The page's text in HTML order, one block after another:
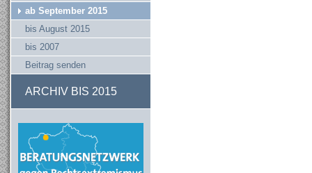
ab September 2015
bis August 2015
bis 2007
Beitrag senden
ARCHIV BIS 2015